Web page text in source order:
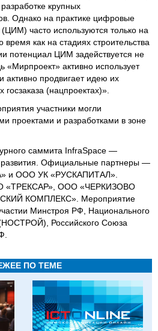
крупных
Однако на практике цифровые
часто используются только на
время как на стадиях строительства
потенциал ЦИМ задействуется не
«Мирпроект» активно использует
продвигает идею их
госзаказа (нацпроектах)».
участники могли
проектами и разработками в зоне
саммита InfraSpace —
развития. Официальные партнеры —
и ООО УК «РУСКАПИТАЛ».
«ТРЕКСАР», ООО «ЧЕРКИЗОВО
КОМПЛЕКС». Мероприятие
Минстроя РФ, Национального
Российского Союза
ПО ТЕМЕ